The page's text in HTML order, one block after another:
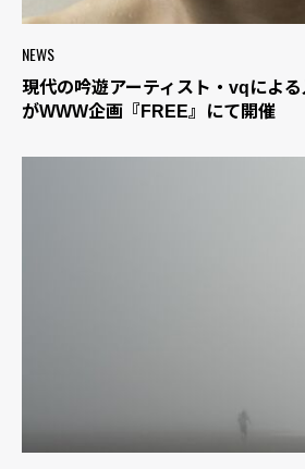
NEWS
現代の吟遊アーティスト・vqによ
がWWW企画『FREE』にて開催